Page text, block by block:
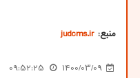
منبع: judcms.ir
1400/03/09
09:52:25